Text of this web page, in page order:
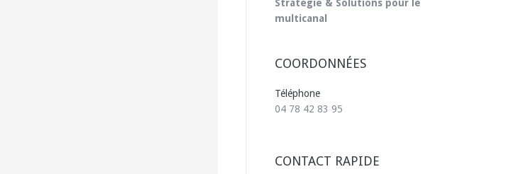
Stratégie & Solutions pour le
multicanal
COORDONNÉES
Téléphone
04 78 42 83 95
CONTACT RAPIDE